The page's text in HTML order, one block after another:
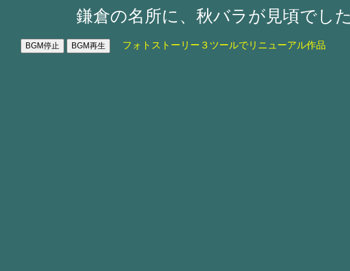
鎌倉の名所に、秋バラが見頃でし
フォトストーリー３ツールでリニューアル作品